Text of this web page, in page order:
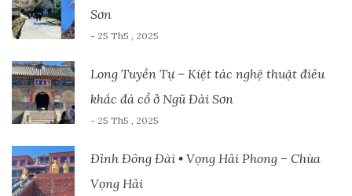
Sơn
- 25 Th5 , 2025
Long Tuyền Tự – Kiệt tác nghệ thuật điêu
khắc đá cổ ở Ngũ Đài Sơn
- 25 Th5 , 2025
Đỉnh Đông Đài • Vọng Hải Phong – Chùa
Vọng Hải